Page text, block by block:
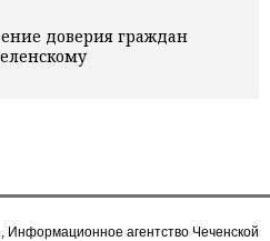
доверия граждан
агентство Чеченской